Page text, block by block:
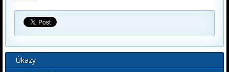
Úkazy